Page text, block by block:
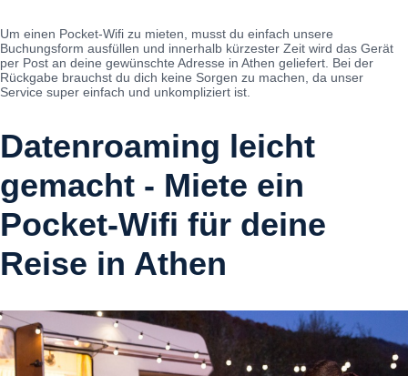
Um einen Pocket-Wifi zu mieten, musst du einfach unsere
Buchungsform ausfüllen und innerhalb kürzester Zeit wird das Gerät
per Post an deine gewünschte Adresse in Athen geliefert. Bei der
Rückgabe brauchst du dich keine Sorgen zu machen, da unser
Service super einfach und unkompliziert ist.
Datenroaming leicht
gemacht - Miete ein
Pocket-Wifi für deine
Reise in Athen